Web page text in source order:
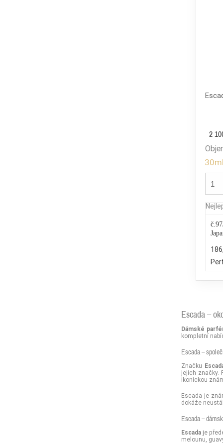
2
30ml
Escada –
Dámské
kompletní
Escada –
Značku
jejich značky.
ikonickou
Escada je
dokáže
Escada –
Escada je
melounu,